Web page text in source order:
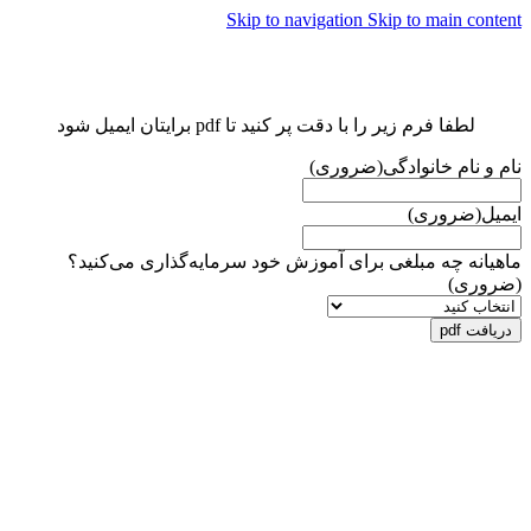
Skip to navigation Skip to main content
لطفا فرم زیر را با دقت پر کنید تا pdf برایتان ایمیل شود
نام و نام خانوادگی(ضروری)
ایمیل(ضروری)
ماهیانه چه مبلغی برای آموزش خود سرمایه‌گذاری می‌کنید؟
(ضروری)